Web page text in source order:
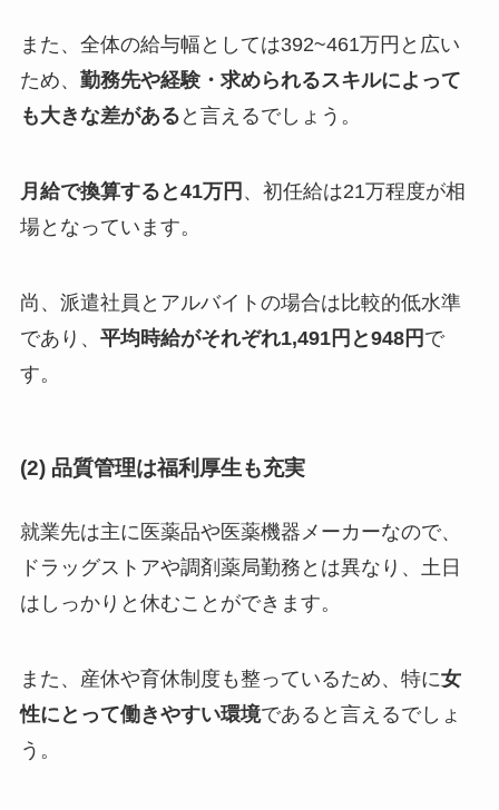
また、全体の給与幅としては392~461万円と広い
ため、 勤務先や経験・求められるスキルによって
も大きな差がある と言えるでしょう。
月給で換算すると41万円 、初任給は21万程度が相
場となっています。
尚、派遣社員とアルバイトの場合は比較的低水準
であり、 平均時給がそれぞれ1,491円と948円 で
す。
(2) 品質管理は福利厚生も充実
就業先は主に医薬品や医薬機器メーカーなので、
ドラッグストアや調剤薬局勤務とは異なり、土日
はしっかりと休むことができます。
また、産休や育休制度も整っているため、特に女
性にとって働きやすい環境であると言えるでしょ
う。